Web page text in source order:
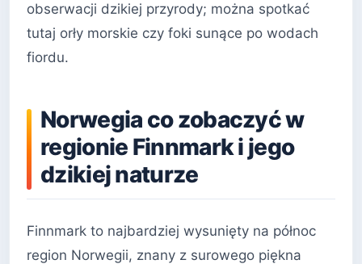
obserwacji dzikiej przyrody; można spotkać
tutaj orły morskie czy foki sunące po wodach
fiordu.
Norwegia co zobaczyć w
regionie Finnmark i jego
dzikiej naturze
Finnmark to najbardziej wysunięty na północ
region Norwegii, znany z surowego piękna